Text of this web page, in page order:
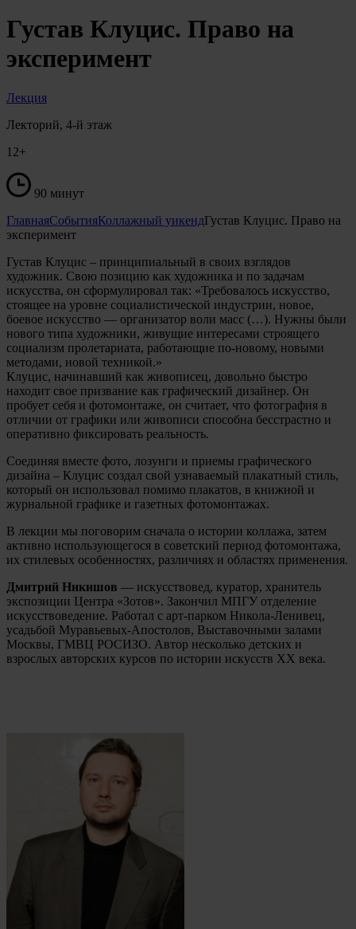
Густав Клуцис. Право на
эксперимент
Лекция
Лекторий, 4-й этаж
12+
90 минут
ГлавнаяСобытияКоллажный уикендГустав Клуцис. Право на
эксперимент
Густав Клуцис – принципиальный в своих взглядов
художник. Свою позицию как художника и по задачам
искусства, он сформулировал так: «Требовалось искусство,
стоящее на уровне социалистической индустрии, новое,
боевое искусство — организатор воли масс (…). Нужны были
нового типа художники, живущие интересами строящего
социализм пролетариата, работающие по-новому, новыми
методами, новой техникой.»
Клуцис, начинавший как живописец, довольно быстро
находит свое призвание как графический дизайнер. Он
пробует себя и фотомонтаже, он считает, что фотография в
отличии от графики или живописи способна бесстрастно и
оперативно фиксировать реальность.
Соединяя вместе фото, лозунги и приемы графического
дизайна – Клуцис создал свой узнаваемый плакатный стиль,
который он использовал помимо плакатов, в книжной и
журнальной графике и газетных фотомонтажах.
В лекции мы поговорим сначала о истории коллажа, затем
активно использующегося в советский период фотомонтажа,
их стилевых особенностях, различиях и областях применения.
Дмитрий Никишов — искусствовед, куратор, хранитель
экспозиции Центра «Зотов». Закончил МПГУ отделение
искусствоведение. Работал с арт-парком Никола-Ленивец,
усадьбой Муравьевых-Апостолов, Выставочными залами
Москвы, ГМВЦ РОСИЗО. Автор несколько детских и
взрослых авторских курсов по истории искусств XX века.